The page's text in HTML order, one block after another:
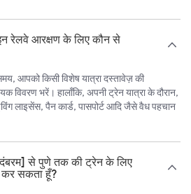
रेलवे आरक्षण के लिए कौन से
आपको किसी विशेष यात्रा दस्तावेज़ की
विवरण भरें। हालाँकि, अपनी ट्रेन यात्रा के दौरान,
लाइसेंस, पैन कार्ड, पासपोर्ट आदि जैसे वैध पहचान
से पुणे तक की ट्रेन के लिए
कर सकता हूँ?